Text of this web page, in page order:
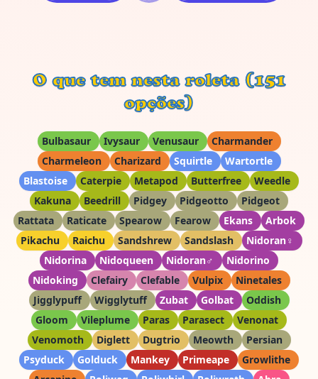
O que tem nesta roleta (151
opções)
Bulbasaur Ivysaur Venusaur
Charmander
Charmeleon
Charizard Squirtle
Wartortle
Blastoise
Caterpie Metapod Butterfree
Weedle
Kakuna
Beedrill Pidgey Pidgeotto
Pidgeot
Rattata
Raticate Spearow Fearow Ekans
Arbok
Pikachu
Raichu Sandshrew Sandslash
Nidoran♀
Nidorina
Nidoqueen Nidoran♂
Nidorino
Nidoking
Clefairy Clefable Vulpix
Ninetales
Jigglypuff
Wigglytuff Zubat Golbat
Oddish
Gloom
Vileplume Paras Parasect
Venonat
Venomoth
Diglett Dugtrio Meowth
Persian
Psyduck
Golduck Mankey Primeape
Growlithe